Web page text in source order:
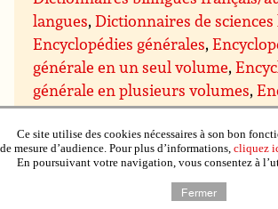
langues,Dictionnaires de
Encyclopédies générales,
générale en un seul volume,
générale en plusieurs volumes,
et dictionnaires thématiques,
dictionnaire thématique en un
Encyclopédie et dictionnaire
Encyclopédies
Ce site utilise des cookies nécessaires à son bon
de mesure d’audience. Pour plus d’informations, cliquez
En poursuivant votre navigation, vous consentez à
Fermer